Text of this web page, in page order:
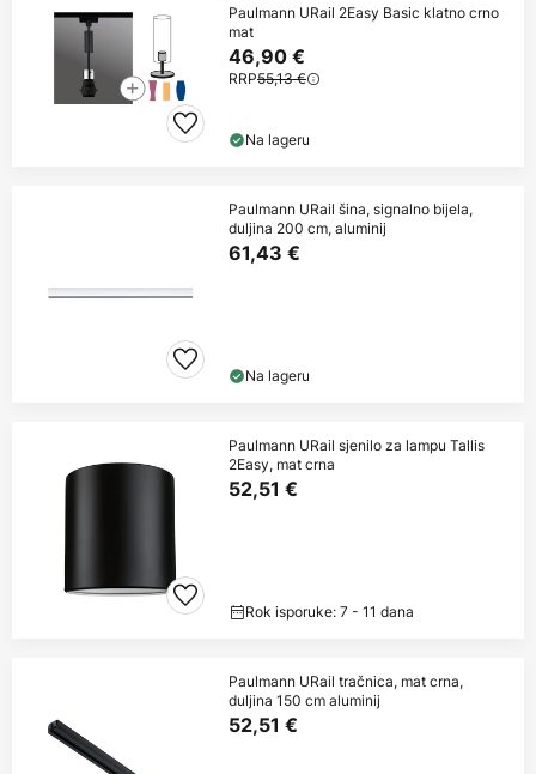
Paulmann URail 2Easy Basic klatno crno
mat
46,90 €
RRP55,13 €
Na lageru
Paulmann URail šina, signalno bijela,
duljina 200 cm, aluminij
61,43 €
Na lageru
Paulmann URail sjenilo za lampu Tallis
2Easy, mat crna
52,51 €
Rok isporuke: 7 - 11 dana
Paulmann URail tračnica, mat crna,
duljina 150 cm aluminij
52,51 €